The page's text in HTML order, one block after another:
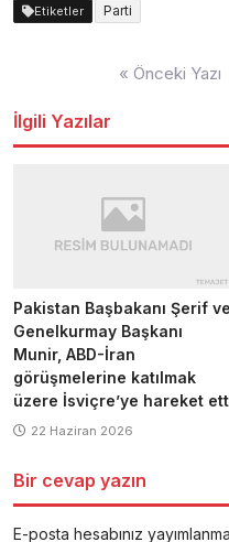
Etiketler Parti
« Önceki Yazı
İlgili Yazılar
Pakistan Başbakanı Şerif ve
Genelkurmay Başkanı
Munir, ABD-İran
görüşmelerine katılmak
üzere İsviçre’ye hareket
22 Haziran 2026
Bir cevap yazın
E-posta hesabınız